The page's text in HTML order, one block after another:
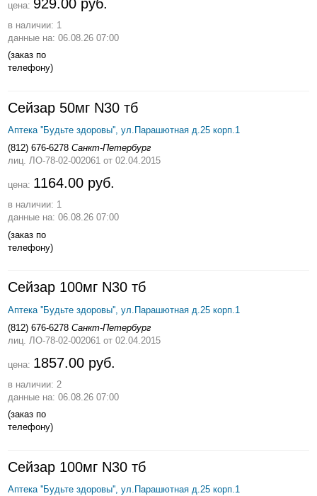
цена: 929.00 руб.
в наличии: 1
данные на: 06.08.26 07:00
(заказ по
телефону)
Сейзар 50мг N30 тб
Аптека ''Будьте здоровы'', ул.Парашютная д.25 корп.1
(812) 676-6278 Санкт-Петербург
лиц. ЛО-78-02-002061 от 02.04.2015
цена: 1164.00 руб.
в наличии: 1
данные на: 06.08.26 07:00
(заказ по
телефону)
Сейзар 100мг N30 тб
Аптека ''Будьте здоровы'', ул.Парашютная д.25 корп.1
(812) 676-6278 Санкт-Петербург
лиц. ЛО-78-02-002061 от 02.04.2015
цена: 1857.00 руб.
в наличии: 2
данные на: 06.08.26 07:00
(заказ по
телефону)
Сейзар 100мг N30 тб
Аптека ''Будьте здоровы'', ул.Парашютная д.25 корп.1